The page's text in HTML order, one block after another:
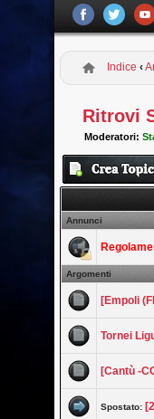
Indice ‹
Ritrovi
Moderatori:
Annunci
Argomenti
[Empoli
Tornei
[Cantù -
Spostato: